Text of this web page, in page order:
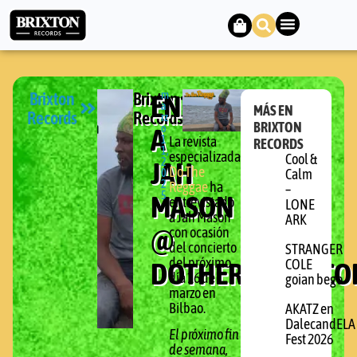
Brixton
Records
Brixton
Records
ENTREVISTA
A
JAH
MASON
@
m
a
rz
o
1
1,
2
0
2
5
La revista
especializada
Do The
Reggaeha
entrevistado
a Jah Mason
con ocasión
del concierto
del próximo
día 16 de
marzo en
Bilbao.
El próximo fin
de semana,
MÁS EN
BRIXTON
RECORDS
Cool &
Calm
–
LONE
ARK
STRANGER
COLE
goian bego
AKATZ en
DalecandELA
Fest 2026